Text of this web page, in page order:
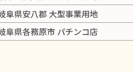
阜県安八郡 大型事業用地
阜県各務原市 パチンコ店